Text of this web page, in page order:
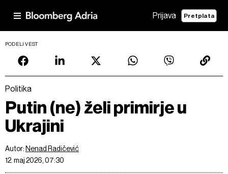
Prijava Pretplata
PODELI VEST
Politika
Putin (ne) želi primirje u
Ukrajini
Autor: Nenad Radičević
12. maj 2026, 07:30